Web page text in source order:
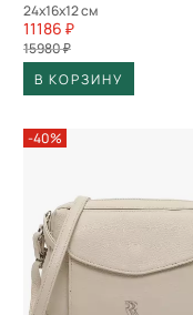
24x16x12 см
11186 ₽
15980 ₽
В КОРЗИНУ
-40%